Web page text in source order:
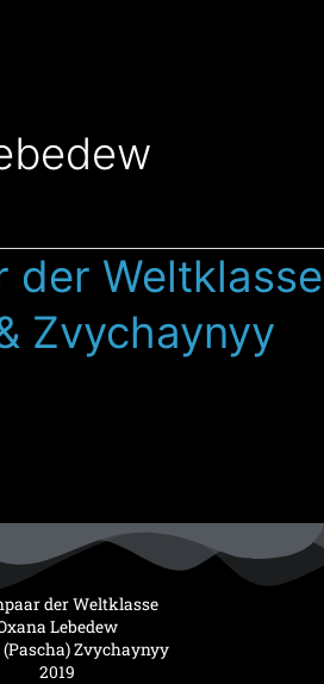
der Weltklasse
Zvychaynyy
der Weltklasse
Lebedew
(Pascha) Zvychaynyy
2019